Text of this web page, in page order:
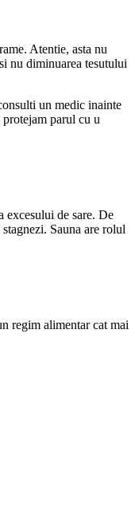
Atentie, asta nu
nu diminuarea tesutului
un medic inainte
protejam parul cu u
excesului de sare. De
Sauna are rolul
regim alimentar cat mai